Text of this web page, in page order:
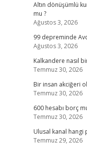
Altın dönüşümlü
mu ?
Ağustos 3, 2026
99 depreminde
Ağustos 3, 2026
Kalkandere nasıl
Temmuz 30, 2026
Bir insan akciğeri
Temmuz 30, 2026
600 hesabı borç
Temmuz 30, 2026
Ulusal kanal hangi
Temmuz 29, 2026